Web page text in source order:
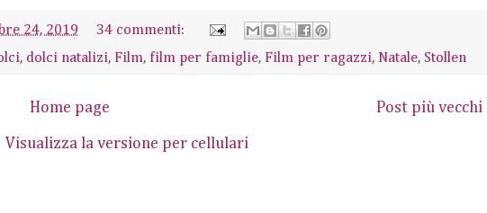
24, 2019
34 commenti:
, dolci natalizi, Film, film per famiglie, Film per ragazzi, Natale, Stollen
Post più vecchi
Home page
Visualizza la versione per cellulari